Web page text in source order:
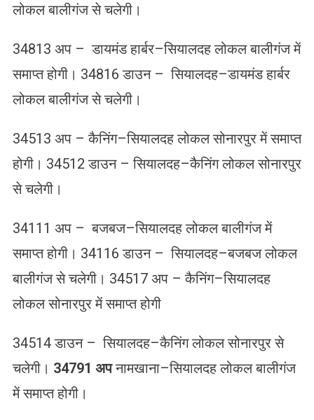
लोकल बालीगंज से चलेगी।
34813 अप – डायमंड हार्बर–सियालदह लोकल बालीगंज में
समाप्त होगी। 34816 डाउन – सियालदह–डायमंड हार्बर
लोकल बालीगंज से चलेगी।
34513 अप – कैनिंग–सियालदह लोकल सोनारपुर में समाप्त
होगी। 34512 डाउन – सियालदह–कैनिंग लोकल सोनारपुर
से चलेगी।
34111 अप – बजबज–सियालदह लोकल बालीगंज में
समाप्त होगी। 34116 डाउन – सियालदह–बजबज लोकल
बालीगंज से चलेगी। 34517 अप – कैनिंग–सियालदह
लोकल सोनारपुर में समाप्त होगी
34514 डाउन – सियालदह–कैनिंग लोकल सोनारपुर से
चलेगी। 34791 अपनामखाना–सियालदह लोकल बालीगंज
में समाप्त होगी।